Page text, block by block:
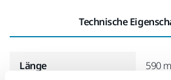
Technische
Länge 590